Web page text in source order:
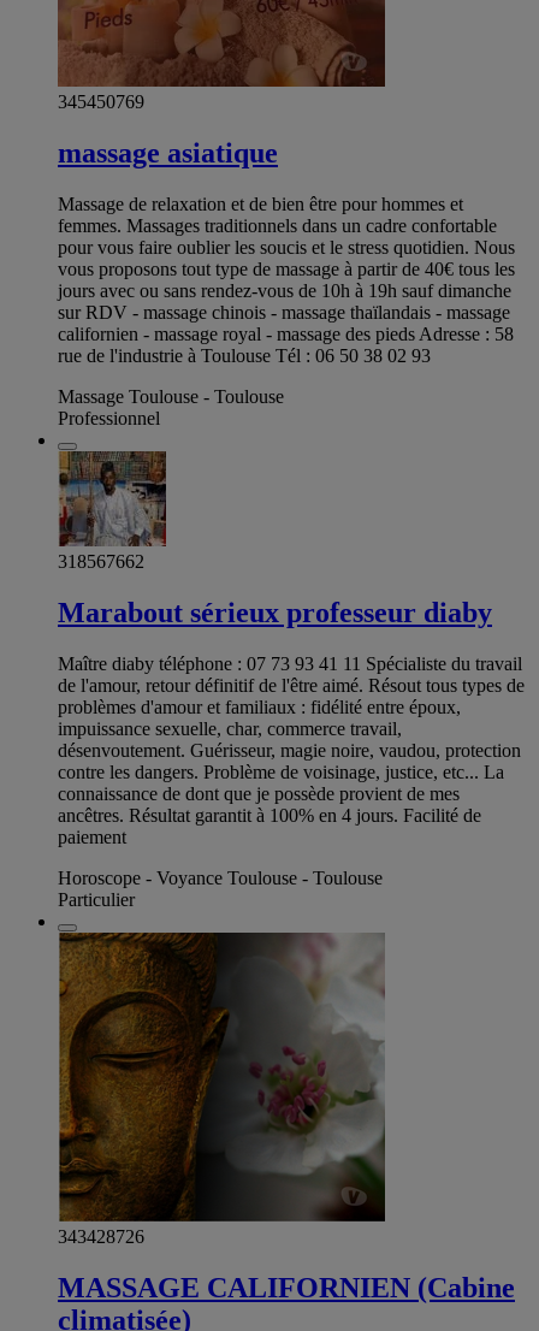
345450769
massage asiatique
Massage de relaxation et de bien être pour hommes et
femmes. Massages traditionnels dans un cadre confortable
pour vous faire oublier les soucis et le stress quotidien. Nous
vous proposons tout type de massage à partir de 40€ tous les
jours avec ou sans rendez-vous de 10h à 19h sauf dimanche
sur RDV - massage chinois - massage thaïlandais - massage
californien - massage royal - massage des pieds Adresse : 58
rue de l'industrie à Toulouse Tél : 06 50 38 02 93
Massage Toulouse - Toulouse
Professionnel
318567662
Marabout sérieux professeur diaby
Maître diaby téléphone : 07 73 93 41 11 Spécialiste du travail
de l'amour, retour définitif de l'être aimé. Résout tous types de
problèmes d'amour et familiaux : fidélité entre époux,
impuissance sexuelle, char, commerce travail,
désenvoutement. Guérisseur, magie noire, vaudou, protection
contre les dangers. Problème de voisinage, justice, etc... La
connaissance de dont que je possède provient de mes
ancêtres. Résultat garantit à 100% en 4 jours. Facilité de
paiement
Horoscope - Voyance Toulouse - Toulouse
Particulier
343428726
MASSAGE CALIFORNIEN (Cabine
climatisée)